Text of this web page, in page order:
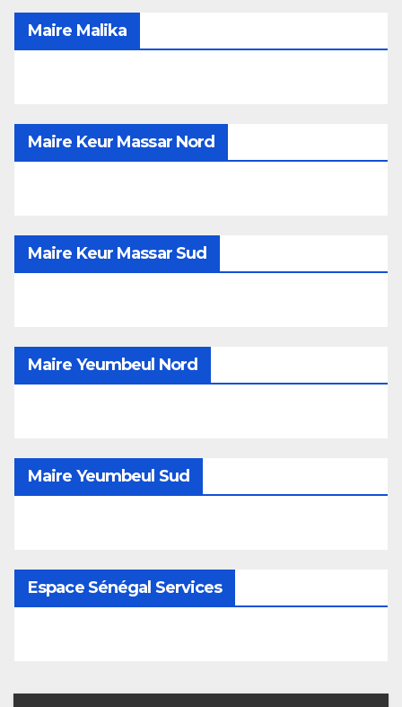
Maire Malika
Maire Keur Massar Nord
Maire Keur Massar Sud
Maire Yeumbeul Nord
Maire Yeumbeul Sud
Espace Sénégal Services